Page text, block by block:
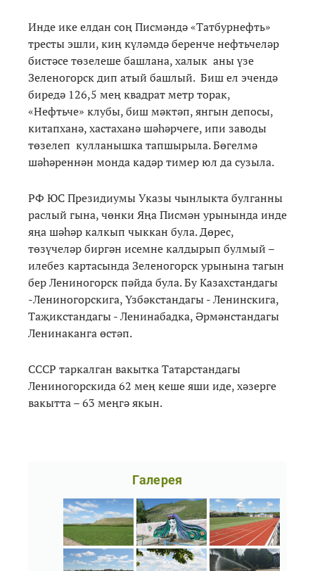
Инде ике елдан соң Писмәндә «Татбурнефть»
тресты эшли, киң күләмдә беренче нефтьчеләр
бистәсе төзелеше башлана, халык аны үзе
Зеленогорск дип атый башлый. Биш ел эчендә
биредә 126,5 мең квадрат метр торак,
«Нефтьче» клубы, биш мәктәп, янгын депосы,
китапханә, хастаханә шәһәрчеге, ипи заводы
төзелеп кулланышка тапшырыла. Бөгелмә
шәһәреннән монда кадәр тимер юл да сузыла.
РФ ЮС Президиумы Указы чынлыкта булганны
раслый гына, чөнки Яңа Писмән урынында инде
яңа шәһәр калкып чыккан була. Дөрес,
төзүчеләр биргән исемне калдырып булмый –
илебез картасында Зеленогорск урынына тагын
бер Лениногорск пәйда була. Бу Казахстандагы
-Лениногорскига, Үзбәкстандагы - Ленинскига,
Таҗикстандагы - Ленинабадка, Әрмәнстандагы
Ленинаканга өстәп.
СССР таркалган вакытка Татарстандагы
Лениногорскида 62 мең кеше яши иде, хәзерге
вакытта – 63 меңгә якын.
Галерея